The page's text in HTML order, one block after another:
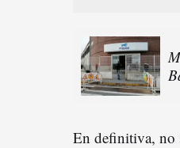
En definitiva, no